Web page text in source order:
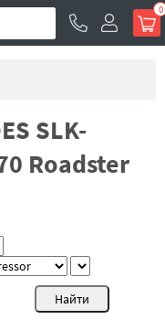
0
SLK-
Roadster